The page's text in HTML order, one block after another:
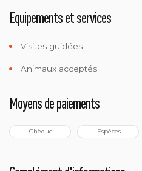
Equipements et services
Visites guidées
Animaux acceptés
Moyens de paiements
Chèque Espèces